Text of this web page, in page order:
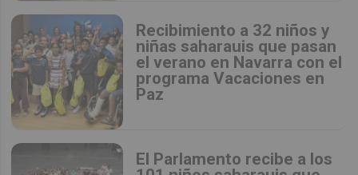
Recibimiento a 32 niños y
niñas saharauis que pasan
el verano en Navarra con el
programa Vacaciones en
Paz
El Parlamento recibe a los